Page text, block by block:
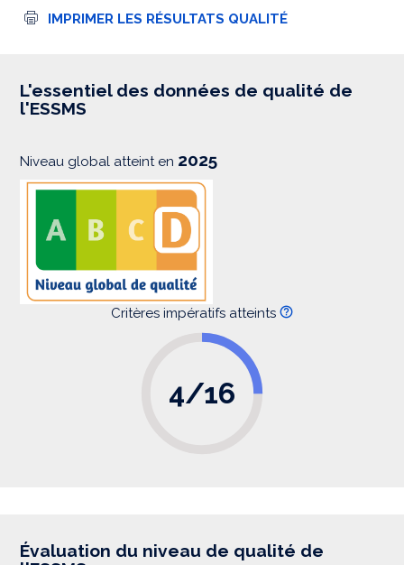
I
s
i
IMPRIMER LES RÉSULTATS QUALITÉ
L'essentiel des données de qualité de
l'ESSMS
Niveau global atteint en 2025
Critères impératifs atteints
4/16
Évaluation du niveau de qualité de